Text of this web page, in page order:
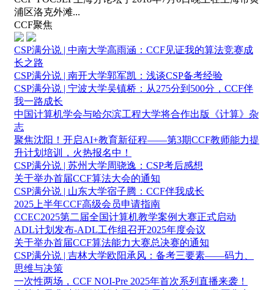
浦区洛克外滩...
CCF聚焦
CSP满分说 | 中南大学高雨涵：CCF见证我的算法竞赛成
长之路
CSP满分说 | 南开大学郭军凯：浅谈CSP备考经验
CSP满分说 | 宁波大学吴镇桥：从275分到500分，CCF伴
我一路成长
中国计算机学会与哈尔滨工程大学将合作出版《计算》杂
志
聚焦沈阳！开启AI+教育新征程——第3期CCF教师能力提
升计划培训，火热报名中！
CSP满分说 | 苏州大学周骁逸：CSP考后感想
关于举办首届CCF算法大会的通知
CSP满分说 | 山东大学宿子腾：CCF伴我成长
2025上半年CCF高级会员申请指南
CCEC2025第二届全国计算机教学案例大赛正式启动
ADL计划发布-ADL工作组召开2025年度会议
关于举办首届CCF算法能力大赛总决赛的通知
CSP满分说 | 吉林大学欧阳承风：备考三要素——码力、
思维与决策
一次性两场，CCF NOI-Pre 2025年首次系列直播来袭！